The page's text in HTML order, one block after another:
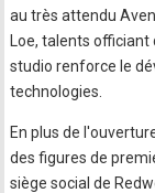
au très attendu
Loe, talents
studio renforce le
technologies.
En plus de
des figures de
siège social de